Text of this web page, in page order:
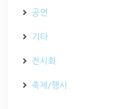
공연
기타
전시회
축제/행사